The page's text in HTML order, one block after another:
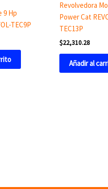
9 Hp
TEC9P
Revolvedora
Power Cat
TEC13P
$22,310.28
Añadir al